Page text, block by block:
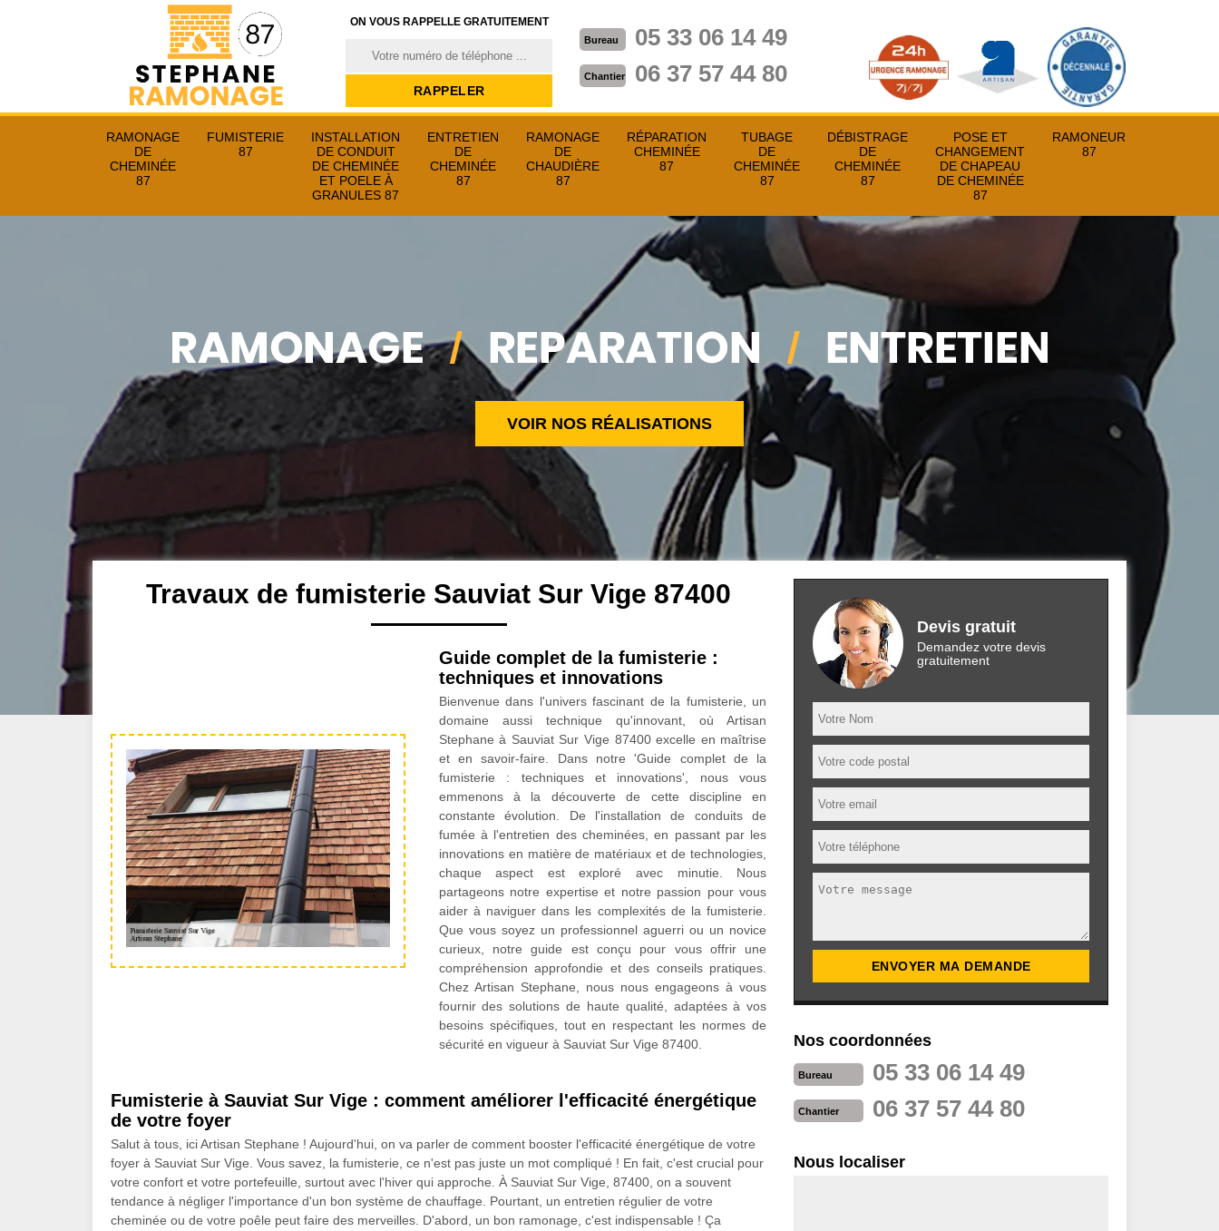
ON VOUS RAPPELLE GRATUITEMENT
Bureau 05 33 06 14 49
Chantier 06 37 57 44 80
RAMONAGE
DE
CHEMINÉE
87
FUMISTERIE
87
INSTALLATION
DE CONDUIT
DE CHEMINÉE
ET POELE À
GRANULES 87
ENTRETIEN
DE
CHEMINÉE
87
RAMONAGE
DE
CHAUDIÈRE
87
RÉPARATION
CHEMINÉE
87
TUBAGE
DE
CHEMINÉE
87
DÉBISTRAGE
DE
CHEMINÉE
87
POSE ET
CHANGEMENT
DE CHAPEAU
DE CHEMINÉE
87
RAMONEUR
87
VOIR NOS RÉALISATIONS
Travaux de fumisterie Sauviat Sur Vige 87400
Guide complet de la fumisterie :
techniques et innovations
Bienvenue dans l'univers fascinant de la fumisterie, un
domaine aussi technique qu'innovant, où Artisan
Stephane à Sauviat Sur Vige 87400 excelle en maîtrise
et en savoir-faire. Dans notre 'Guide complet de la
fumisterie : techniques et innovations', nous vous
emmenons à la découverte de cette discipline en
constante évolution. De l'installation de conduits de
fumée à l'entretien des cheminées, en passant par les
innovations en matière de matériaux et de technologies,
chaque aspect est exploré avec minutie. Nous
partageons notre expertise et notre passion pour vous
aider à naviguer dans les complexités de la fumisterie.
Que vous soyez un professionnel aguerri ou un novice
curieux, notre guide est conçu pour vous offrir une
compréhension approfondie et des conseils pratiques.
Chez Artisan Stephane, nous nous engageons à vous
fournir des solutions de haute qualité, adaptées à vos
besoins spécifiques, tout en respectant les normes de
sécurité en vigueur à Sauviat Sur Vige 87400.
Fumisterie à Sauviat Sur Vige : comment améliorer l'efficacité énergétique
de votre foyer
Salut à tous, ici Artisan Stephane ! Aujourd'hui, on va parler de comment booster l'efficacité énergétique de votre
foyer à Sauviat Sur Vige. Vous savez, la fumisterie, ce n'est pas juste un mot compliqué ! En fait, c'est crucial pour
votre confort et votre portefeuille, surtout avec l'hiver qui approche. À Sauviat Sur Vige, 87400, on a souvent
tendance à négliger l'importance d'un bon système de chauffage. Pourtant, un entretien régulier de votre
cheminée ou de votre poêle peut faire des merveilles. D'abord, un bon ramonage, c'est indispensable ! Ça
Devis gratuit
Demandez votre devis
gratuitement
Nos coordonnées
Bureau 05 33 06 14 49
Chantier 06 37 57 44 80
Nous localiser